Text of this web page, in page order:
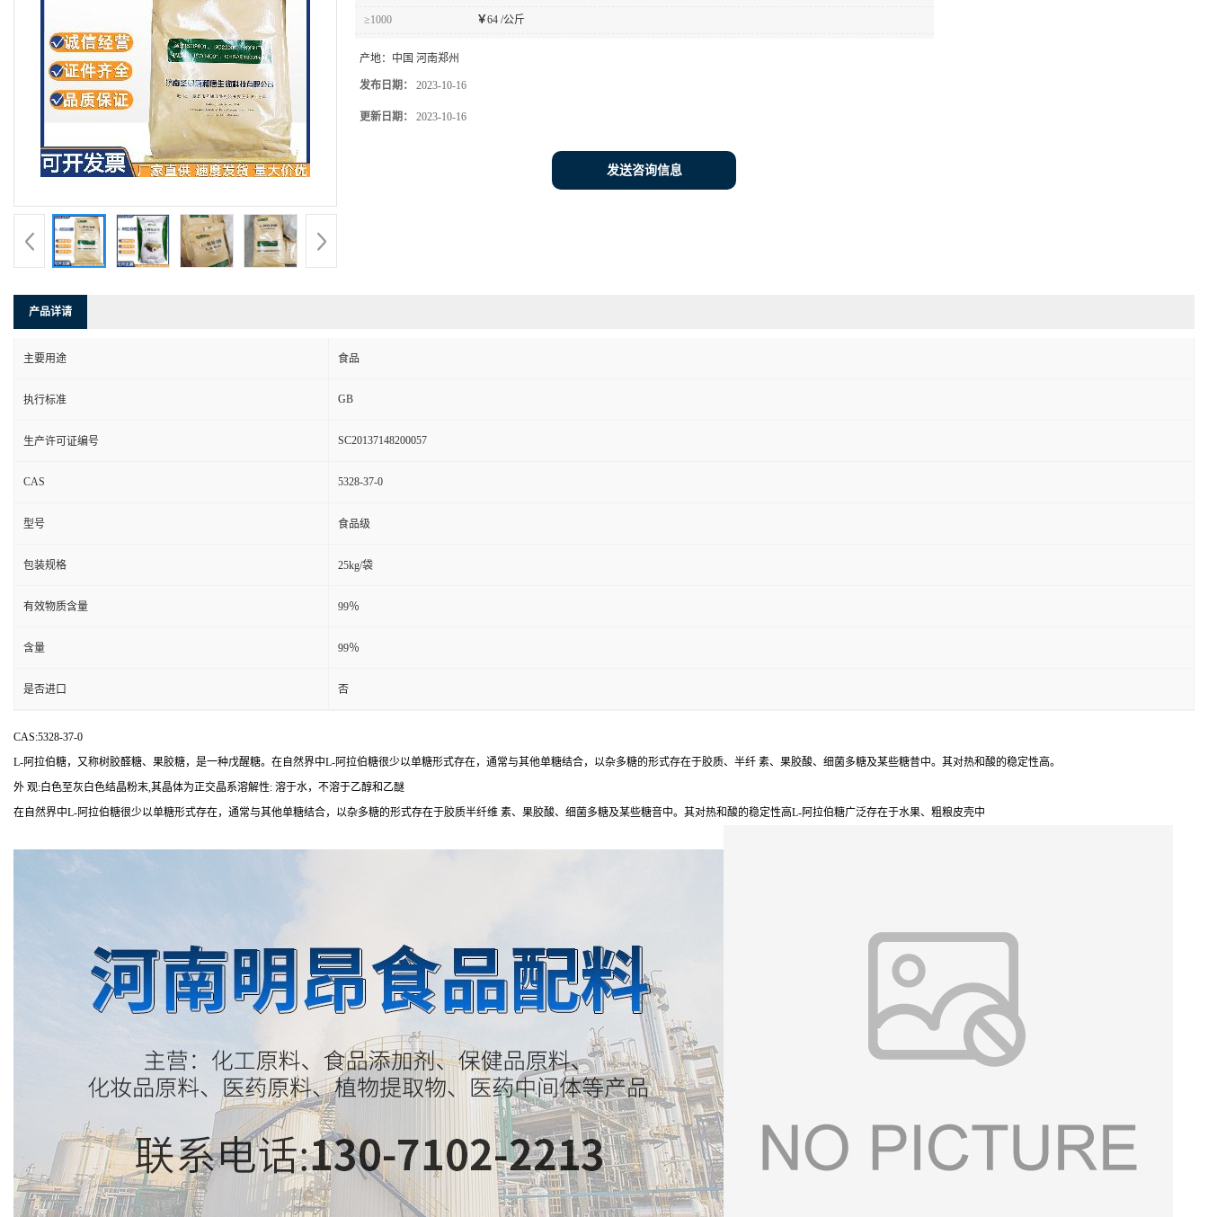
≥1000 ￥64 /公斤
产地： 中国 河南郑州
发布日期： 2023-10-16
更新日期： 2023-10-16
发送咨询信息
产品详请
主要用途 食品
执行标准 GB
生产许可证编号 SC20137148200057
CAS 5328-37-0
型号 食品级
包装规格 25kg/袋
有效物质含量 99％
含量 99％
是否进口 否
CAS:5328-37-0
L-阿拉伯糖，又称树胶醛糖、果胶糖，是一种戊醒糖。在自然界中L-阿拉伯糖很少以单糖形式存在，通常与其他单糖结合，以杂多糖的形式存在于胶质、半纤 素、果胶酸、细菌多糖及某些糖昔中。其对热和酸的稳定性高。
外 观:白色至灰白色结晶粉末,其晶体为正交晶系溶解性: 溶于水，不溶于乙醇和乙醚
在自然界中L-阿拉伯糖很少以单糖形式存在，通常与其他单糖结合，以杂多糖的形式存在于胶质半纤维 素、果胶酸、细菌多糖及某些糖音中。其对热和酸的稳定性高L-阿拉伯糖广泛存在于水果、粗粮皮壳中